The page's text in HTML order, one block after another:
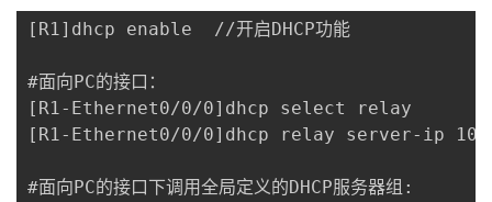
[R1]dhcp enable  //开启DHCP功能
#面向PC的接口：
[R1-Ethernet0/0/0]dhcp select relay
[R1-Ethernet0/0/0]dhcp relay server-ip
#面向PC的接口下调用全局定义的DHCP服务器组: